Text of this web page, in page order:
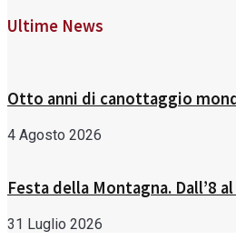
Ultime News
Otto anni di canottaggio
4 Agosto 2026
Festa della Montagna. Dall’8
31 Luglio 2026